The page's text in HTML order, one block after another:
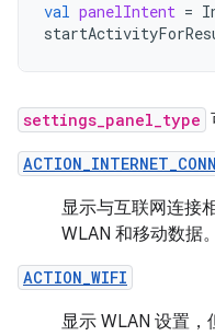
val panelIntent =
settings_panel_type
显示与互联网连接
WLAN 和移动数据。
ACTION_WIFI
显示 WLAN 设置，